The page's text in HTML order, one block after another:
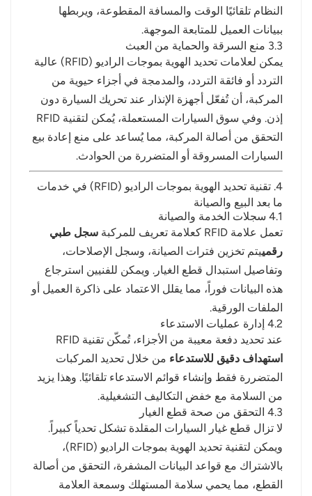
النظام تلقائيًا الوقت والمسافة المقطوعة، ويربطها
ببيانات العميل للمتابعة الموجهة.
3.3 منع السرقة والحماية من العبث
يمكن لعلامات تحديد الهوية بموجات الراديو (RFID) عالية
التردد أو فائقة التردد، والمدمجة في أجزاء حيوية من
المركبة، أن تُفعّل أجهزة الإنذار عند تحريك السيارة دون
إذن. وفي سوق السيارات المستعملة، يُمكن لتقنية RFID
التحقق من أصالة المركبة، مما يُساعد على منع إعادة بيع
السيارات المسروقة أو المتضررة من الحوادث.
4. تقنية تحديد الهوية بموجات الراديو (RFID) في خدمات
ما بعد البيع والصيانة
4.1 سجلات الخدمة والصيانة
تعمل علامة RFID كعلامة تعريف للمركبة
سجل طبي
رقمييتم تخزين فترات الصيانة، وسجل الإصلاحات،
وتفاصيل استبدال قطع الغيار. ويمكن للفنيين استرجاع
هذه البيانات فوراً، مما يقلل الاعتماد على ذاكرة العميل أو
الملفات الورقية.
4.2 إدارة عمليات الاستدعاء
عند تحديد دفعة معيبة من الأجزاء، تُمكّن تقنية RFID
استهداف دقيق للاستدعاء من خلال تحديد المركبات
المتضررة فقط وإنشاء قوائم الاستدعاء تلقائيًا. وهذا يزيد
من السلامة مع خفض التكاليف التشغيلية.
4.3 التحقق من صحة قطع الغيار
لا تزال قطع غيار السيارات المقلدة تشكل تحدياً كبيراً.
ويمكن لتقنية تحديد الهوية بموجات الراديو (RFID)،
بالاشتراك مع قواعد البيانات المشفرة، التحقق من أصالة
القطع، مما يحمي سلامة المستهلك وسمعة العلامة